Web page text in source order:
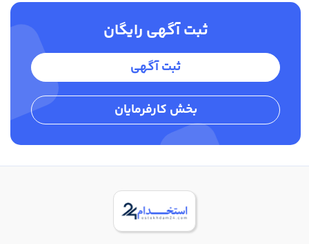
ثبت آگهی رایگان
ثبت آگهی
بخش کارفرمایان